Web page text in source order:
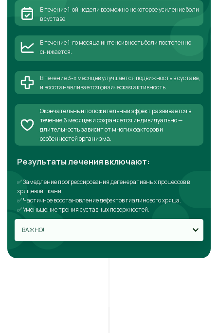
В течение 1-ой недели возможно некоторое усиление боли
в суставе.
В течение 1-го месяца интенсивность боли постепенно
снижается.
В течение 3-х месяцев улучшается подвижность в суставе,
и восстанавливается физическая активность.
Окончательный положительный эффект развивается в
течение 6 месяцев и сохраняется индивидуально —
длительность зависит от многих факторов и
особенностей организма.
Результаты лечения включают:
✅ Замедление прогрессирования дегенеративных процессов в
хрящевой ткани.
✅ Частичное восстановление дефектов гиалинового хряща.
✅ Уменьшение трения суставных поверхностей.
ВАЖНО!